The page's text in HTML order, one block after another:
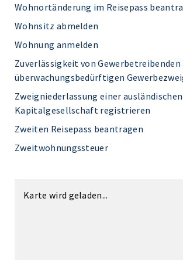
Wohnortänderung im Reisepass
Wohnsitz abmelden
Wohnung anmelden
Zuverlässigkeit von Gewerbetreibenden
überwachungsbedürftigen
Zweigniederlassung einer ausländischen
Kapitalgesellschaft registrieren
Zweiten Reisepass beantragen
Zweitwohnungssteuer
Karte wird geladen...